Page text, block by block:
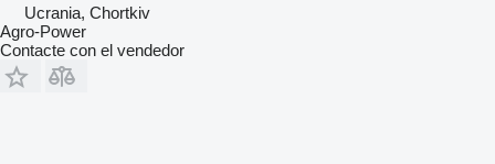
Ucrania, Chortkiv
Agro-Power
Contacte con el vendedor